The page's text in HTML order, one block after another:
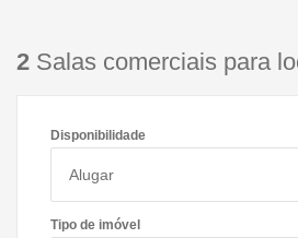
2 Salas comerciais para
Disponibilidade
Tipo de imóvel